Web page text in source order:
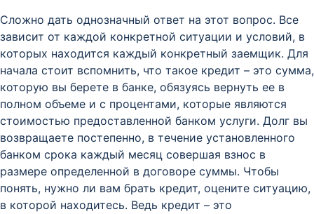
Сложно дать однозначный ответ на этот вопрос. Все
зависит от каждой конкретной ситуации и условий, в
которых находится каждый конкретный заемщик. Для
начала стоит вспомнить, что такое кредит – это сумма,
которую вы берете в банке, обязуясь вернуть ее в
полном объеме и с процентами, которые являются
стоимостью предоставленной банком услуги. Долг вы
возвращаете постепенно, в течение установленного
банком срока каждый месяц совершая взнос в
размере определенной в договоре суммы. Чтобы
понять, нужно ли вам брать кредит, оцените ситуацию,
в которой находитесь. Ведь кредит – это